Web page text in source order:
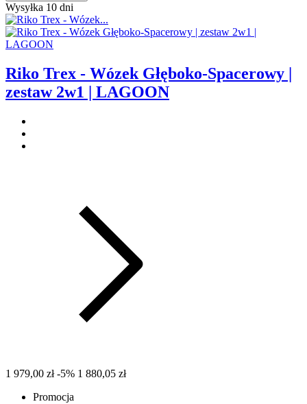
Wysyłka 10 dni
Riko Trex - Wózek Głęboko-Spacerowy |
zestaw 2w1 | LAGOON
1 979,00 zł -5% 1 880,05 zł
Promocja